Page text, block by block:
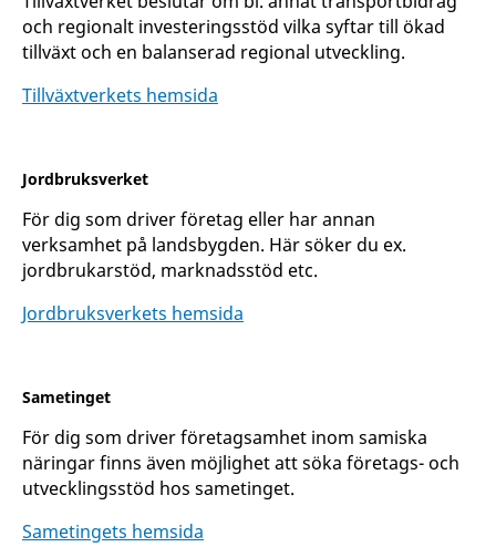
och regionalt investeringsstöd vilka syftar till ökad
tillväxt och en balanserad regional utveckling.
Tillväxtverkets hemsida
Jordbruksverket
För dig som driver företag eller har annan
verksamhet på landsbygden. Här söker du ex.
jordbrukarstöd, marknadsstöd etc.
Jordbruksverkets hemsida
Sametinget
För dig som driver företagsamhet inom samiska
näringar finns även möjlighet att söka företags- och
utvecklingsstöd hos sametinget.
Sametingets hemsida